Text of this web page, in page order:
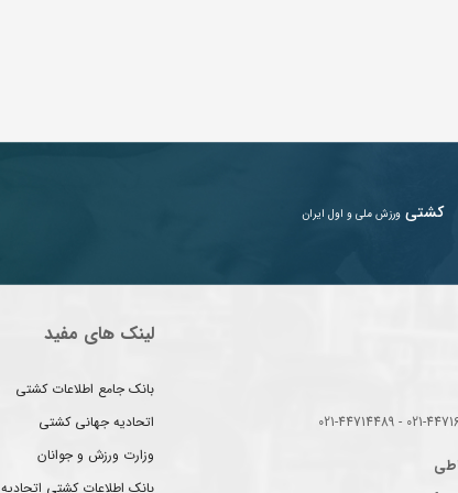
کشتی ورزش ملی و اول ایران
لینک های مفید
بانک جامع اطلاعات کشتی
اتحادیه جهانی کشتی
وزارت ورزش و جوانان
بانک اطلاعات کشتی اتحادیه